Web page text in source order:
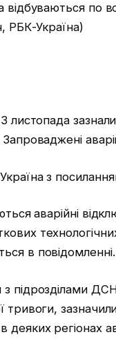
відбуваються по
РБК-Україна)
листопада
з
аварійні
в повідомленні.
підрозділами
тривоги,
регіонах